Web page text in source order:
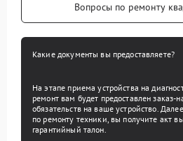
Вопросы по ремонту
Какие документы вы предоставляете?
На этапе приема устройства на
ремонт вам будет предоставлен заказ-
обязательств на ваше устройство.
по ремонту техники, вы получите акт
гарантийный талон.